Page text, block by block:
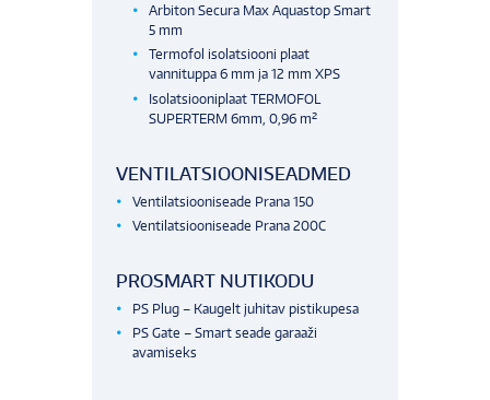
Arbiton Secura Max Aquastop Smart
5 mm
Termofol isolatsiooni plaat
vannituppa 6 mm ja 12 mm XPS
Isolatsiooniplaat TERMOFOL
SUPERTERM 6mm, 0,96 m²
VENTILATSIOONISEADMED
Ventilatsiooniseade Prana 150
Ventilatsiooniseade Prana 200C
PROSMART NUTIKODU
PS Plug – Kaugelt juhitav pistikupesa
PS Gate – Smart seade garaaži
avamiseks